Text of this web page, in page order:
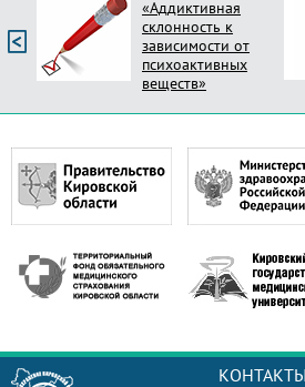
Профилактика
ВИЧ/СПИДа в
России
КОНТАКТЫ